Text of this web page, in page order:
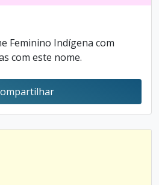
Feminino Indígena com
com este nome.